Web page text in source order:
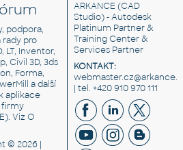
podpora,
rady pro
LT, Inventor,
Civil 3D, 3ds
Forma,
a další
aplikace
firmy
VizO
© 2026 |
ARKANCE (CAD
Studio) - Autodesk
Platinum Partner &
Training Center &
Services Partner
KONTAKT:
| tel. +420 910 970 111